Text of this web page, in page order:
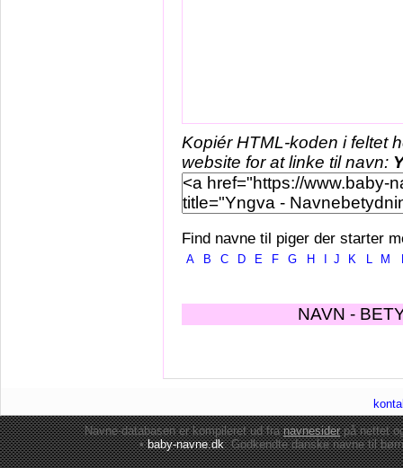
Kopiér HTML-koden i feltet
website for at linke til navn:
Find navne til piger der starter
A B C D E F G H J K L M
NAVN -
Navne-databasen er kompileret ud franavnesiderpå nettet
•baby-navne.dk: Godkendte danskenavne til børn